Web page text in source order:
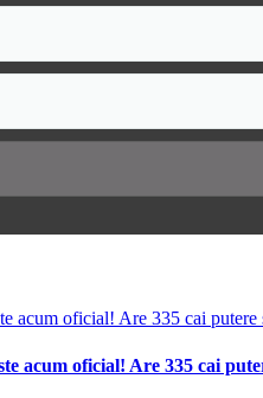
acum oficial! Are 335 cai